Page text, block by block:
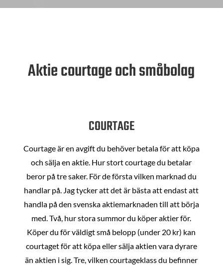
Aktie courtage och småbolag
COURTAGE
Courtage är en avgift du behöver betala för att köpa
och sälja en aktie. Hur stort courtage du betalar
beror på tre saker. För de första vilken marknad du
handlar på. Jag tycker att det är bästa att endast att
handla på den svenska aktiemarknaden till att börja
med. Två, hur stora summor du köper aktier för.
Köper du för väldigt små belopp (under 20 kr) kan
courtaget för att köpa eller sälja aktien vara dyrare
än aktien i sig. Tre, vilken courtageklass du befinner